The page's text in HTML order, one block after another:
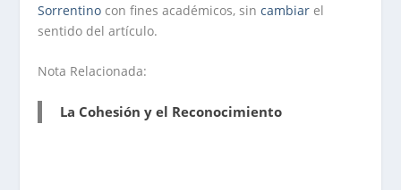
Sorrentino con fines académicos, sincambiar el
sentido del artículo.
Nota Relacionada:
La Cohesión y el Reconocimiento